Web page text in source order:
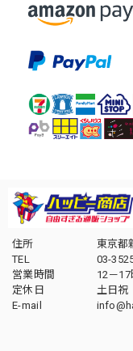
住所
東京都
TEL
03-
営業時間
12－17
定休日
土日祝
E-mail